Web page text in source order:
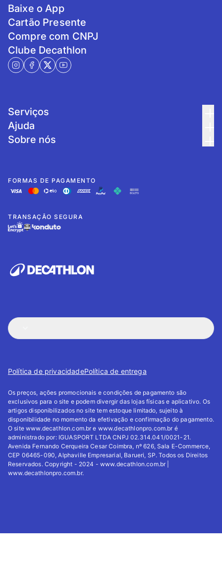
Baixe o App
Cartão Presente
Compre com CNPJ
Clube Decathlon
Serviços
Ajuda
Sobre nós
FORMAS DE PAGAMENTO
TRANSAÇÃO SEGURA
Política de privacidadePolítica de entrega
Os preços, ações promocionais e condições de pagamento são
exclusivos para o site e podem divergir das lojas físicas e aplicativo. Os
artigos disponibilizados no site tem estoque limitado, sujeito à
disponibilidade no momento da efetivação e confirmação do pagamento.
O site www.decathlon.com.br e www.decathlonpro.com.br é
administrado por: IGUASPORT LTDA CNPJ 02.314.041/0021-21.
Avenida Fernando Cerqueira Cesar Coimbra, nº 626, Sala E-Commerce,
CEP 06465-090, Alphaville Empresarial, Barueri, SP. Todos os Direitos
Reservados. Copyright - 2024 - www.decathlon.com.br |
www.decathlonpro.com.br.